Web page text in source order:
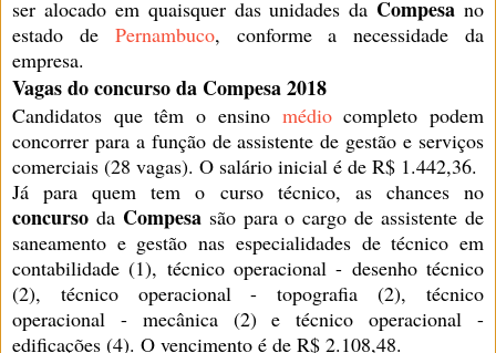
ser alocado em quaisquer das unidades da Compesa no
estado de Pernambuco, conforme a necessidade da
empresa.
Vagas do concurso da Compesa 2018
Candidatos que têm o ensino médiocompleto podem
concorrer para a função de assistente de gestão e serviços
comerciais (28 vagas). O salário inicial é de R$ 1.442,36.
Já para quem tem o curso técnico, as chances no
concurso daCompesa são para o cargo de assistente de
saneamento e gestão nas especialidades de técnico em
contabilidade (1), técnico operacional - desenho técnico
(2), técnico operacional - topografia (2), técnico
operacional - mecânica (2) e técnico operacional -
edificações (4). O vencimento é de R$ 2.108,48.